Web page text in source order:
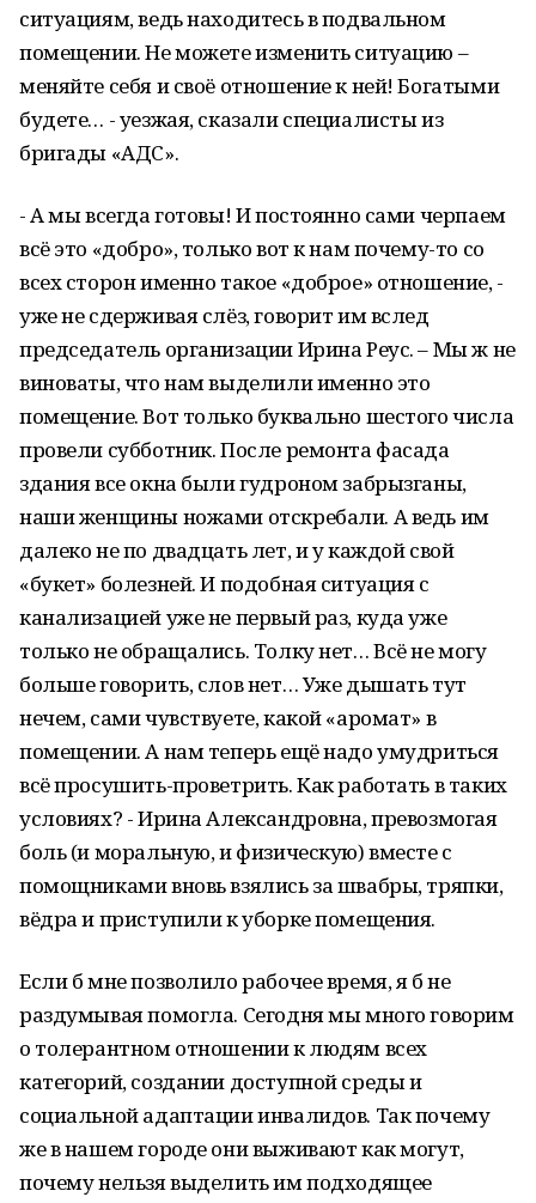
ситуациям, ведь находитесь в подвальном
помещении. Не можете изменить ситуацию –
меняйте себя и своё отношение к ней! Богатыми
будете… - уезжая, сказали специалисты из
бригады «АДС».
- А мы всегда готовы! И постоянно сами черпаем
всё это «добро», только вот к нам почему-то со
всех сторон именно такое «доброе» отношение, -
уже не сдерживая слёз, говорит им вслед
председатель организации Ирина Реус. – Мы ж не
виноваты, что нам выделили именно это
помещение. Вот только буквально шестого числа
провели субботник. После ремонта фасада
здания все окна были гудроном забрызганы,
наши женщины ножами отскребали. А ведь им
далеко не по двадцать лет, и у каждой свой
«букет» болезней. И подобная ситуация с
канализацией уже не первый раз, куда уже
только не обращались. Толку нет… Всё не могу
больше говорить, слов нет… Уже дышать тут
нечем, сами чувствуете, какой «аромат» в
помещении. А нам теперь ещё надо умудриться
всё просушить-проветрить. Как работать в таких
условиях? - Ирина Александровна, превозмогая
боль (и моральную, и физическую) вместе с
помощниками вновь взялись за швабры, тряпки,
вёдра и приступили к уборке помещения.
Если б мне позволило рабочее время, я б не
раздумывая помогла. Сегодня мы много говорим
о толерантном отношении к людям всех
категорий, создании доступной среды и
социальной адаптации инвалидов. Так почему
же в нашем городе они выживают как могут,
почему нельзя выделить им подходящее